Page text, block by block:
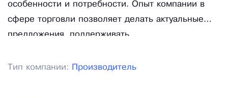
особенности и потребности. Опыт компании в
сфере торговли позволяет делать актуальные
предложения, поддерживать
взаимовыгодное сотрудничество с крупными
Тип компании: Производитель